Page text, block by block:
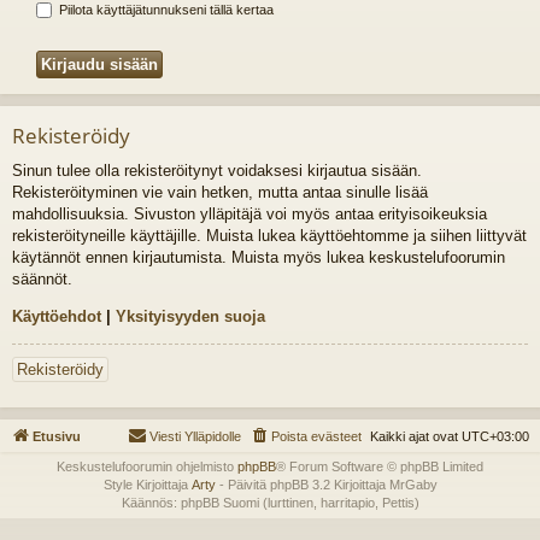
Piilota käyttäjätunnukseni tällä kertaa
Rekisteröidy
Sinun tulee olla rekisteröitynyt voidaksesi kirjautua sisään.
Rekisteröityminen vie vain hetken, mutta antaa sinulle lisää
mahdollisuuksia. Sivuston ylläpitäjä voi myös antaa erityisoikeuksia
rekisteröityneille käyttäjille. Muista lukea käyttöehtomme ja siihen liittyvät
käytännöt ennen kirjautumista. Muista myös lukea keskustelufoorumin
säännöt.
Käyttöehdot | Yksityisyyden suoja
Rekisteröidy
Etusivu Kaikki ajat ovat UTC+03:00
Poista evästeet
Viesti Ylläpidolle
Keskustelufoorumin ohjelmisto phpBB® Forum Software © phpBB Limited
Style Kirjoittaja Arty- Päivitä phpBB 3.2 Kirjoittaja MrGaby
Käännös: phpBB Suomi (lurttinen, harritapio, Pettis)